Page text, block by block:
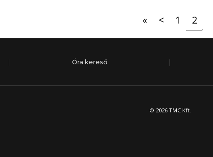
« < 1 2
Óra kereső
© 2026 TMC Kft.